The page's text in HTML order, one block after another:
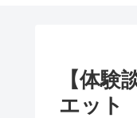
【体
エット